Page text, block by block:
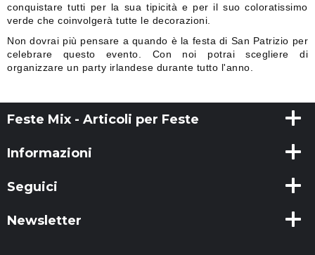
conquistare tutti per la sua tipicità e per il suo coloratissimo
verde che coinvolgerà tutte le decorazioni.
Non dovrai più pensare a quando è la festa di San Patrizio per
celebrare questo evento. Con noi potrai scegliere di
organizzare un party irlandese durante tutto l'anno.
Feste Mix - Articoli per Feste
Informazioni
Seguici
Newsletter